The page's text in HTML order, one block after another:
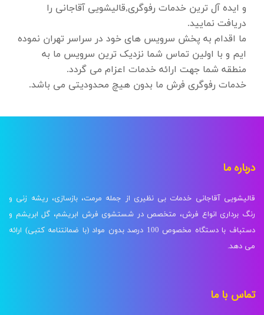
و ایده آل ترین خدمات رفوگری,قالیشویی آقاجانی را
دریافت نمایید.
ما اقدام به پخش سرویس های خود در سراسر تهران نموده
ایم و با اولین تماس شما نزدیک ترین سرویس ما به
منطقه شما جهت ارائه خدمات اعزام می گردد.
خدمات رفوگری فرش ما بدون هیچ محدودیتی می باشد.
درباره ما
قالیشویی آقاجانی خدمات بی نظیری از جمله مرمت، بازسازی، ریشه زنی و
رنگ برداری انواع فرش، متخصص در شستشوی فرش ابریشم، گل ابریشم و
دستباف با دستگاه مخصوص 100 درصد بدون مواد (با ضمانتنامه کتبی) ارائه
می دهد.
تماس با ما